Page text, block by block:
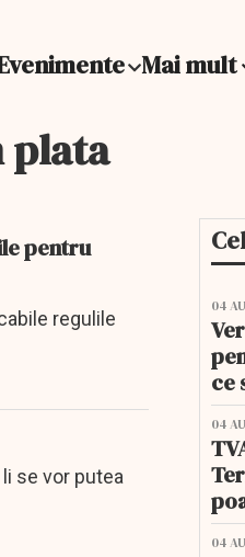
Mai mult
plata
pentru
regulile
se vor putea
04
ce
04
04